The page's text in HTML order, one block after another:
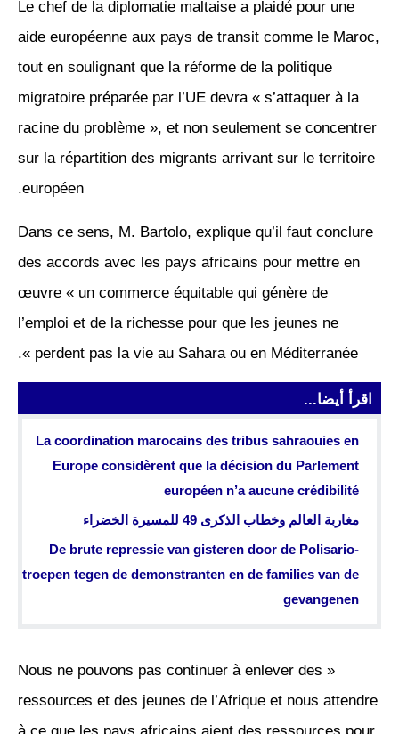
Le chef de la diplomatie maltaise a plaidé pour une
aide européenne aux pays de transit comme le Maroc,
tout en soulignant que la réforme de la politique
migratoire préparée par l’UE devra « s’attaquer à la
racine du problème », et non seulement se concentrer
sur la répartition des migrants arrivant sur le territoire
européen.
Dans ce sens, M. Bartolo, explique qu’il faut conclure
des accords avec les pays africains pour mettre en
œuvre « un commerce équitable qui génère de
l’emploi et de la richesse pour que les jeunes ne
perdent pas la vie au Sahara ou en Méditerranée ».
اقرأ أيضا...
La coordination marocains des tribus sahraouies en
Europe considèrent que la décision du Parlement
européen n’a aucune crédibilité
مغاربة العالم وخطاب الذكرى 49 للمسيرة الخضراء
De brute repressie van gisteren door de Polisario-
troepen tegen de demonstranten en de families van de
gevangenen
« Nous ne pouvons pas continuer à enlever des
ressources et des jeunes de l’Afrique et nous attendre